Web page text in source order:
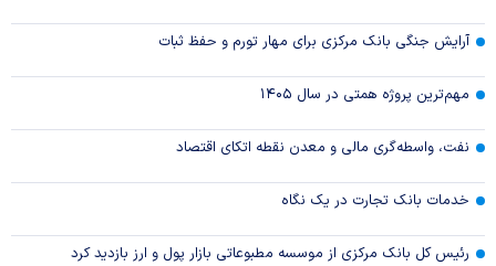
آرایش جنگی بانک مرکزی برای مهار تورم و حفظ ثبات
مهم‌ترین پروژه همتی در سال ۱۴۰۵
نفت، واسطه‌گری مالی و معدن نقطه اتکای اقتصاد
خدمات بانک تجارت در یک نگاه
رئیس کل بانک مرکزی از موسسه مطبوعاتی بازار پول و ارز بازدید کرد